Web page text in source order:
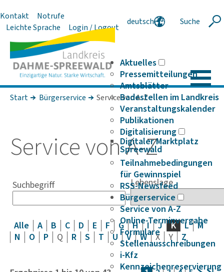
Kontakt
Notrufe
Leichte Sprache
Login / Logout
deutsch
Suche
Aktuelles
Pressemitteilungen
Amtsblätter
Badestellen im Landkreis
Veranstaltungskalender
Publikationen
Digitalisierung
Digitaler Marktplatz
Spreewald
Teilnahmebedingungen
für Gewinnspiel
RSS-Newsfeed
Bürgerservice
Service von A-Z
Online-Terminvergabe
Formulare
Stellenausschreibungen
i-Kfz
Kennzeichenreservierung
Start Bürgerservice Service von A-Z
Service von A-Z
Suchbegriff Lebenslage
Alle A B C D E F G H I J K L
M
N
O P Q R S T U V W X Y Z